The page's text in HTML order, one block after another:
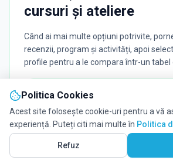
Vezi pe Hartă
cursuri și ateliere
Când ai mai multe opțiuni potrivite,
recenzii, program și activități, apoi
profile pentru a le compara într-un tabel
Citește păreri reale
Vezi rapid ce spun părinții despre
organizare și experiența generală.
Politica Cookies
Acest site folosește cookie-uri pentru a vă
experiență. Puteți citi mai multe în Politica
Refuz